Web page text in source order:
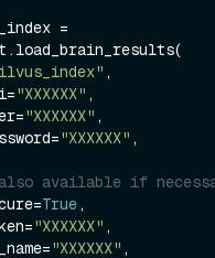
=
,
"XXXXXX" ,
"XXXXXX" ,
password=
"XXXXXX" ,
available if
True,
"XXXXXX" ,
"XXXXXX" ,